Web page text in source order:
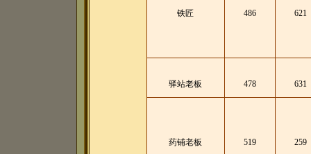
铁匠 486 621
驿站老板 478 631
药铺老板 519 259